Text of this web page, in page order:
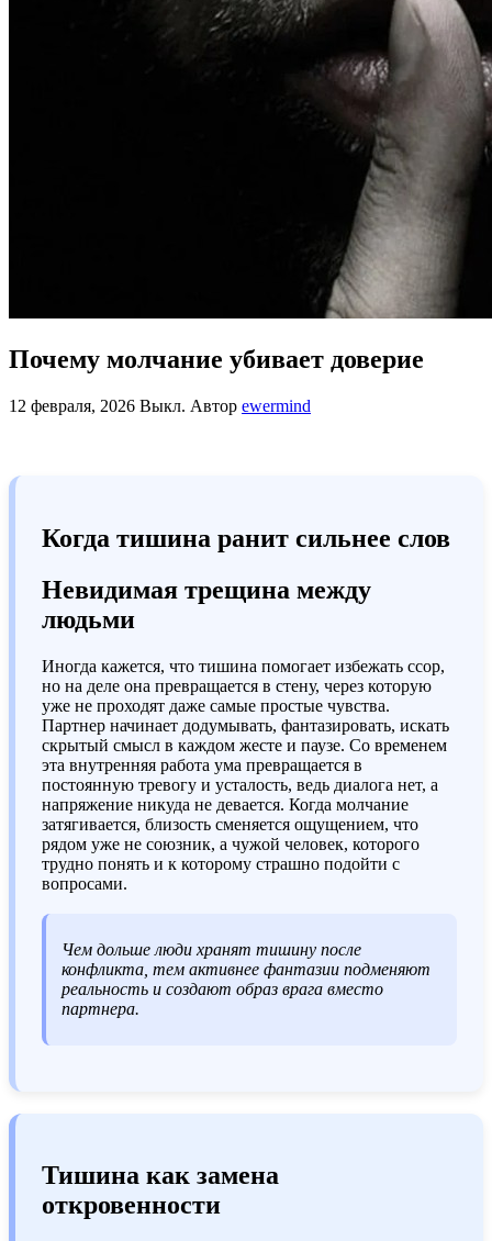
Почему молчание убивает доверие
12 февраля, 2026 Выкл. Автор ewermind
Когда тишина ранит сильнее слов
Невидимая трещина между
людьми
Иногда кажется, что тишина помогает избежать ссор,
но на деле она превращается в стену, через которую
уже не проходят даже самые простые чувства.
Партнер начинает додумывать, фантазировать, искать
скрытый смысл в каждом жесте и паузе. Со временем
эта внутренняя работа ума превращается в
постоянную тревогу и усталость, ведь диалога нет, а
напряжение никуда не девается. Когда молчание
затягивается, близость сменяется ощущением, что
рядом уже не союзник, а чужой человек, которого
трудно понять и к которому страшно подойти с
вопросами.
Чем дольше люди хранят тишину после
конфликта, тем активнее фантазии подменяют
реальность и создают образ врага вместо
партнера.
Тишина как замена
откровенности